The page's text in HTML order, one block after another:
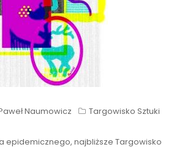
Naumowicz Targowisko Sztuki
epidemicznego, najbliższe Targowisko